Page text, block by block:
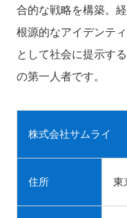
合的な戦略を構築。
根源的なアイデンテ
として社会に提示す
の第一人者です。
株式会社サムライ
住所 東